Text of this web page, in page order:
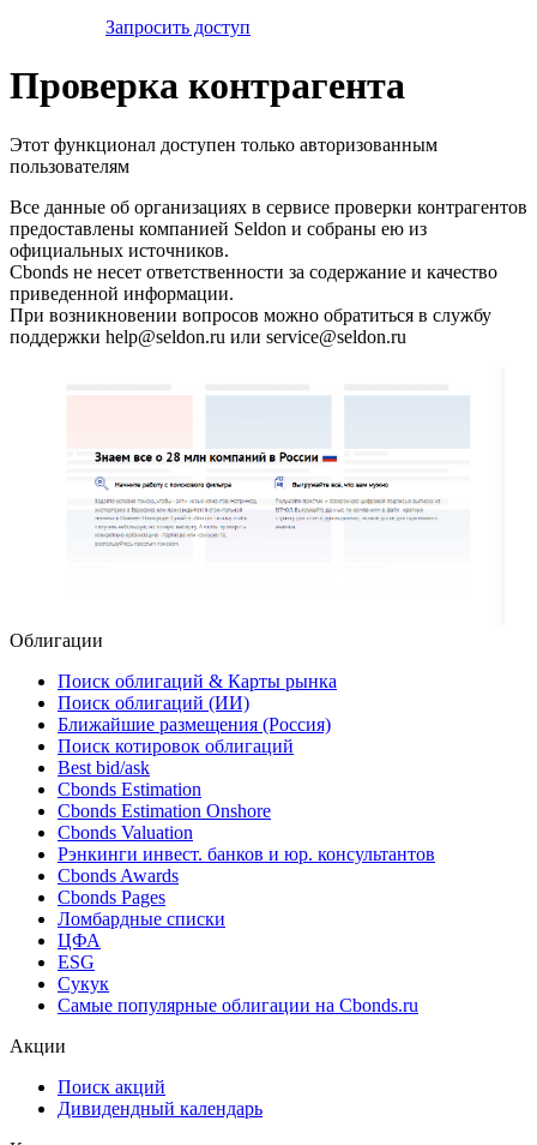
Запросить доступ
Проверка контрагента
Этот функционал доступен только авторизованным
пользователям
Все данные об организациях в сервисе проверки контрагентов
предоставлены компанией Seldon и собраны ею из
официальных источников.
Cbonds не несет ответственности за содержание и качество
приведенной информации.
При возникновении вопросов можно обратиться в службу
поддержки help@seldon.ru или service@seldon.ru
Облигации
Поиск облигаций & Карты рынка
Поиск облигаций (ИИ)
Ближайшие размещения (Россия)
Поиск котировок облигаций
Best bid/ask
Cbonds Estimation
Cbonds Estimation Onshore
Cbonds Valuation
Рэнкинги инвест. банков и юр. консультантов
Cbonds Awards
Cbonds Pages
Ломбардные списки
ЦФА
ESG
Сукук
Самые популярные облигации на Cbonds.ru
Акции
Поиск акций
Дивидендный календарь